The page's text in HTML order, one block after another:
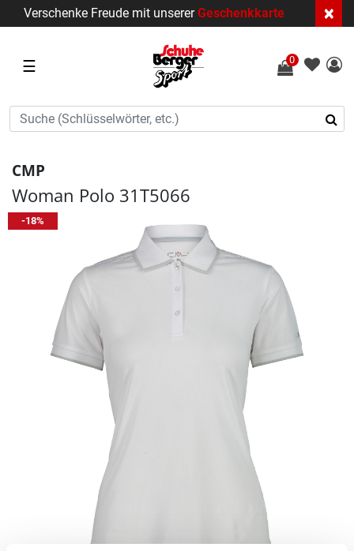
Verschenke Freude mit unsererGeschenkkarte ×
☰ 0
CMP
Woman Polo 31T5066
-18%